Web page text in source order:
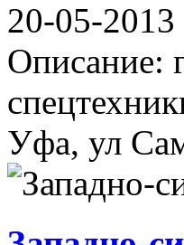
20-05-2013
Описание:
Уфа, ул